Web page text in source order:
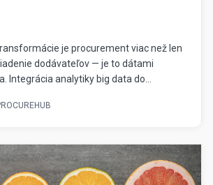
je procurement viac než len
dodávateľov — je to dátami
Integrácia analytiky big data do
riadia riziká a odomy­kajú hodnotu.